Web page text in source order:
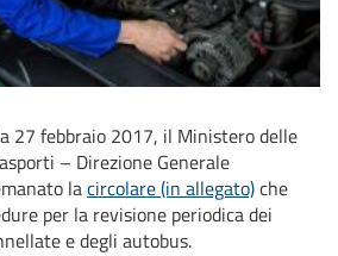
27 febbraio 2017, il Ministero delle
– Direzione Generale
lacircolare (in allegato)che
per la revisione periodica dei
e degli autobus.